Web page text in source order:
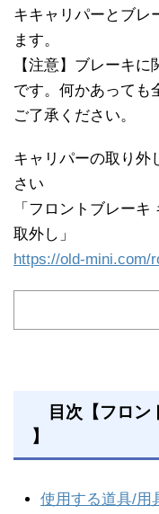
キキャリパーとブレ
ます。
【注意】ブレーキ
です。何かあっても
ご了承ください。
キャリパーの取り外
さい
「フロントブレー
取外し」
https://old-mini.com/
目次【フロン
】
使用する道具/用